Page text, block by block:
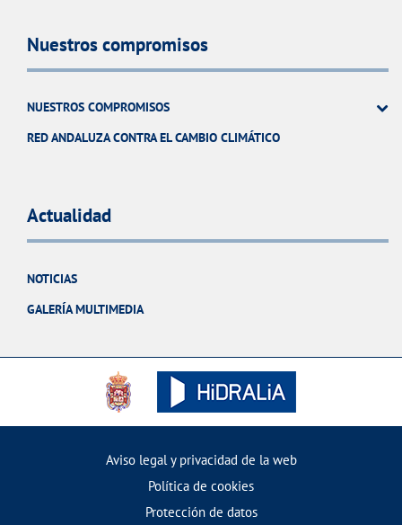
Nuestros compromisos
NUESTROS COMPROMISOS
RED ANDALUZA CONTRA EL CAMBIO CLIMÁTICO
Actualidad
NOTICIAS
GALERÍA MULTIMEDIA
Aviso legal y privacidad de la web
Política de cookies
Protección de datos